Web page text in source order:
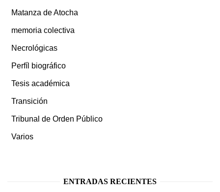
Matanza de Atocha
memoria colectiva
Necrológicas
Perfíl biográfico
Tesis académica
Transición
Tribunal de Orden Público
Varios
ENTRADAS RECIENTES